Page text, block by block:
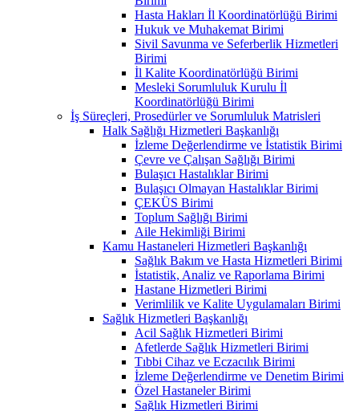
Hasta Hakları İl Koordinatörlüğü Birimi
Hukuk ve Muhakemat Birimi
Sivil Savunma ve Seferberlik Hizmetleri
Birimi
İl Kalite Koordinatörlüğü Birimi
Mesleki Sorumluluk Kurulu İl
Koordinatörlüğü Birimi
İş Süreçleri, Prosedürler ve Sorumluluk Matrisleri
Halk Sağlığı Hizmetleri Başkanlığı
İzleme Değerlendirme ve İstatistik Birimi
Çevre ve Çalışan Sağlığı Birimi
Bulaşıcı Hastalıklar Birimi
Bulaşıcı Olmayan Hastalıklar Birimi
ÇEKÜS Birimi
Toplum Sağlığı Birimi
Aile Hekimliği Birimi
Kamu Hastaneleri Hizmetleri Başkanlığı
Sağlık Bakım ve Hasta Hizmetleri Birimi
İstatistik, Analiz ve Raporlama Birimi
Hastane Hizmetleri Birimi
Verimlilik ve Kalite Uygulamaları Birimi
Sağlık Hizmetleri Başkanlığı
Acil Sağlık Hizmetleri Birimi
Afetlerde Sağlık Hizmetleri Birimi
Tıbbi Cihaz ve Eczacılık Birimi
İzleme Değerlendirme ve Denetim Birimi
Özel Hastaneler Birimi
Sağlık Hizmetleri Birimi